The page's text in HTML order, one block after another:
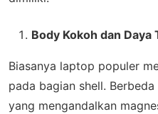
Body Kokoh dan Daya
Biasanya laptop populer
pada bagian shell.
yang mengandalkan